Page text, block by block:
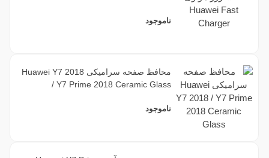
ناموجود
محافظ صفحه سرامیکی Huawei Y7 2018
/ Y7 Prime 2018 Ceramic Glass
ناموجود